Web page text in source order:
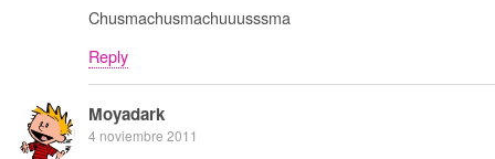
Chusmachusmachuuusssma
Reply
Moyadark
4 noviembre 2011